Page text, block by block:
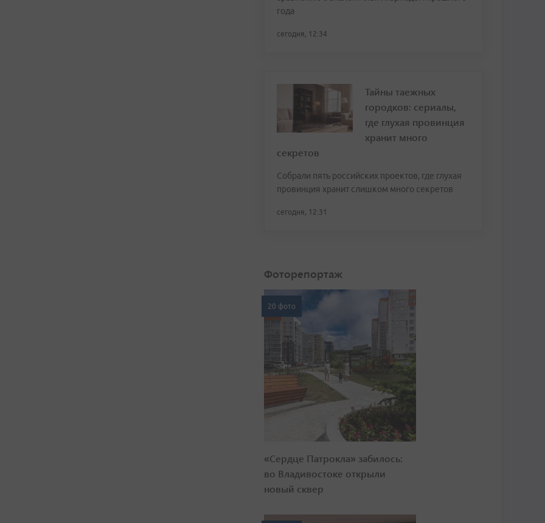
года
сегодня, 12:34
Тайны таежных
городков: сериалы,
где глухая провинция
хранит много
секретов
Собрали пять российских проектов, где глухая
провинция хранит слишком много секретов
сегодня, 12:31
Фоторепортаж
20 фото
«Сердце Патрокла» забилось:
во Владивостоке открыли
новый сквер